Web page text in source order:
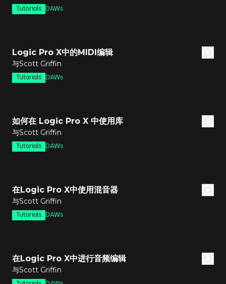
Tutorials DAWs
Logic Pro X中的MIDI编辑
与Scott Griffin
Tutorials DAWs
如何在 Logic Pro X 中使用库
与Scott Griffin
Tutorials DAWs
在Logic Pro X中使用混音器
与Scott Griffin
Tutorials DAWs
在Logic Pro X中进行音频编辑
与Scott Griffin